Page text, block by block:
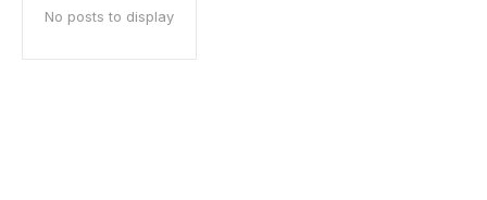
No posts to display